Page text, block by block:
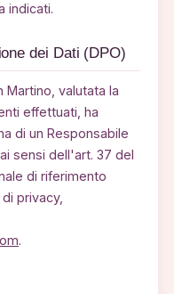
indicati.
dei Dati (DPO)
Martino, valutata la
effettuati, ha
di un Responsabile
sensi dell'art. 37 del
di riferimento
privacy,
.